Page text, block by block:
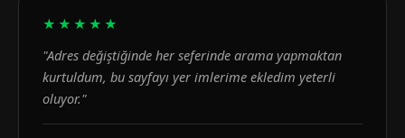
★★★★★
"Adres değiştiğinde her seferinde arama yapmaktan
kurtuldum, bu sayfayı yer imlerime ekledim yeterli
oluyor."